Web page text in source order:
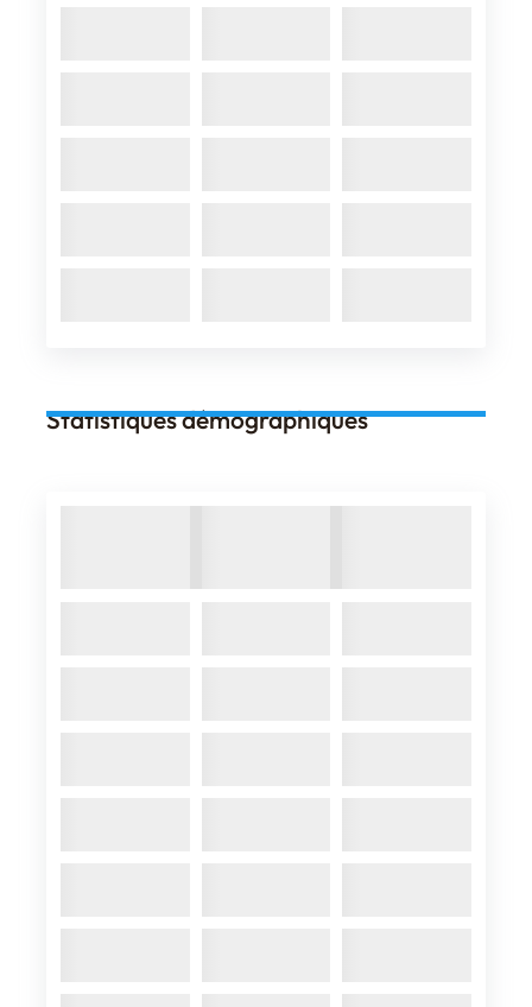
Statistiques démographiques